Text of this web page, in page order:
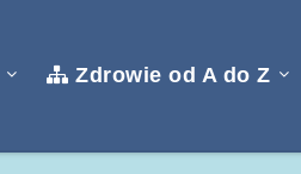
Zdrowie od A do Z